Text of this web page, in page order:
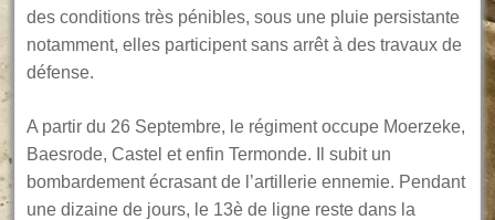
des conditions très pénibles, sous une pluie persistante
notamment, elles participent sans arrêt à des travaux de
défense.
A partir du 26 Septembre, le régiment occupe Moerzeke,
Baesrode, Castel et enfin Termonde. Il subit un
bombardement écrasant de l’artillerie ennemie. Pendant
une dizaine de jours, le 13è de ligne reste dans la